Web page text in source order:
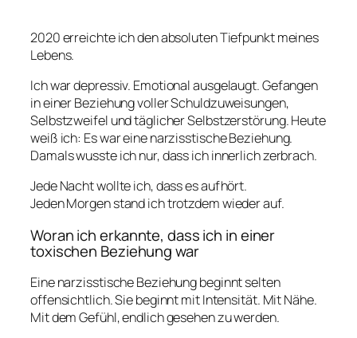
2020 erreichte ich den absoluten Tiefpunkt meines
Lebens.
Ich war depressiv. Emotional ausgelaugt. Gefangen
in einer Beziehung voller Schuldzuweisungen,
Selbstzweifel und täglicher Selbstzerstörung. Heute
weiß ich: Es war eine narzisstische Beziehung.
Damals wusste ich nur, dass ich innerlich zerbrach.
Jede Nacht wollte ich, dass es aufhört.
Jeden Morgen stand ich trotzdem wieder auf.
Woran ich erkannte, dass ich in einer
toxischen Beziehung war
Eine narzisstische Beziehung beginnt selten
offensichtlich. Sie beginnt mit Intensität. Mit Nähe.
Mit dem Gefühl, endlich gesehen zu werden.